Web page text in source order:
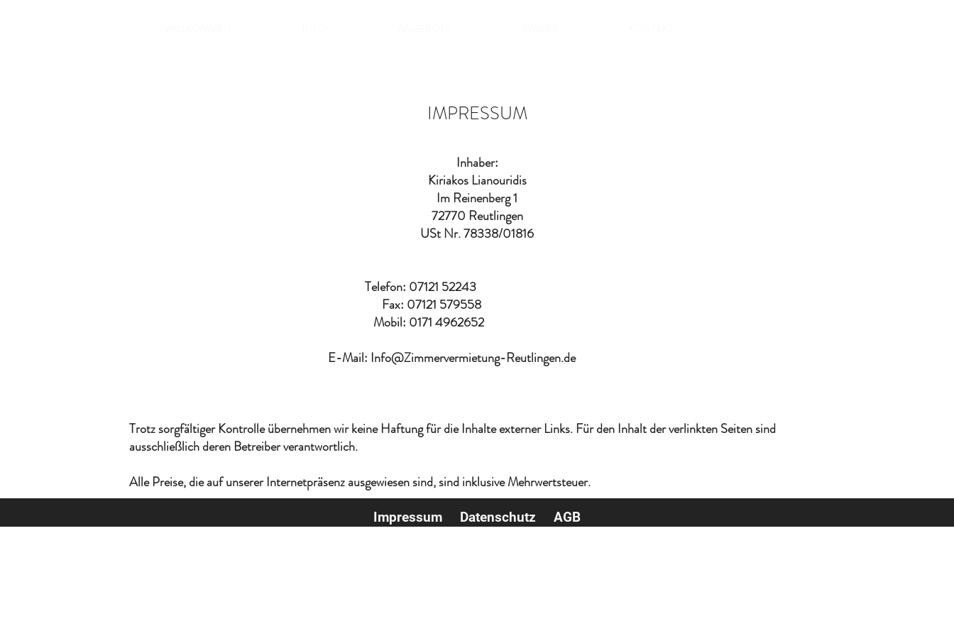
IMPRESSUM
Inhaber:
Kiriakos Lianouridis
Im Reinenberg 1
72770 Reutlingen
USt Nr. 78338/01816
Telefon: 07121 52243
Fax: 07121 579558
Mobil: 0171 4962652
E-Mail: Info@Zimmervermietung-Reutlingen.de
Trotz sorgfältiger Kontrolle übernehmen wir keine Haftung für die Inhalte externer Links. Für den Inhalt der verlinkten Seiten sind
ausschließlich deren Betreiber verantwortlich.
Alle Preise, die auf unserer Internetpräsenz ausgewiesen sind, sind inklusive Mehrwertsteuer.
Impressum Datenschutz AGB